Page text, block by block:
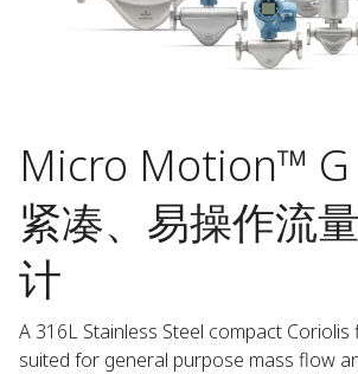
Micro Motion™ G
紧凑、易操作流
计
A 316L Stainless Steel compact
suited for general purpose mass flow